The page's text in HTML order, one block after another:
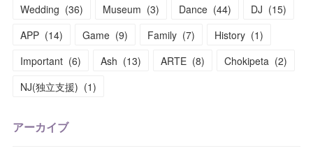
Wedding (36) Museum (3) Dance (44) DJ (15)
APP (14) Game (9) Family (7) History (1)
Important (6) Ash (13) ARTE (8) Chokipeta (2)
NJ(独立支援) (1)
アーカイブ